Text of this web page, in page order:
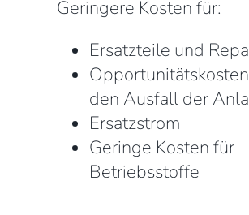
Geringere Kosten für:
Ersatzteile und
den Ausfall der
Ersatzstrom
Geringe Kosten für
Betriebsstoffe